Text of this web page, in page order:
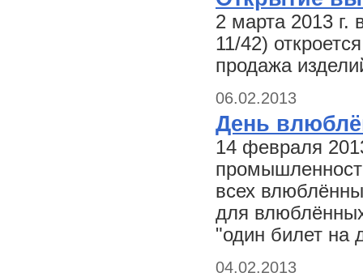
2 марта 2013 г.
11/42)
продажа
06.02.2013
День
14 февраля
всех
для
"один билет на
04.02.2013